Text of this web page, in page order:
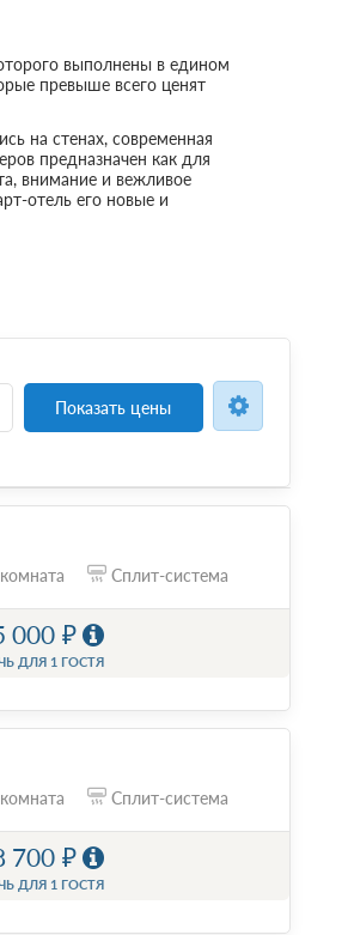
выполнены в едином
превыше всего ценят
на стенах, современная
предназначен как для
внимание и вежливое
отель его новые и
Показать цены
Сплит-система
000
ДЛЯ 1 ГОСТЯ
Сплит-система
700
ДЛЯ 1 ГОСТЯ